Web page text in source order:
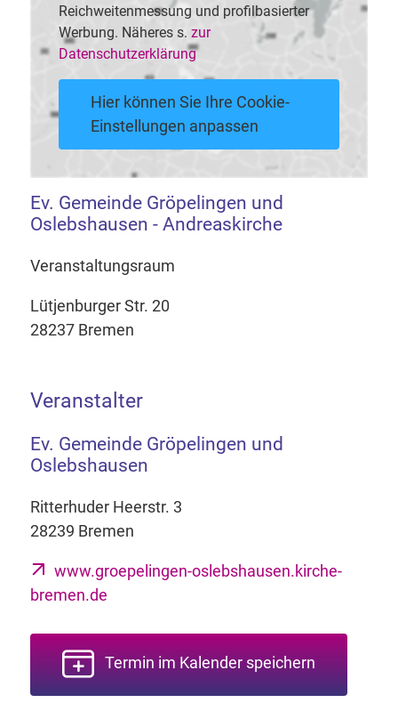
Reichweitenmessung und profilbasierter
Werbung. Näheres s. zur
Datenschutzerklärung
Hier können Sie Ihre Cookie-
Einstellungen anpassen
Ev. Gemeinde Gröpelingen und
Oslebshausen - Andreaskirche
Veranstaltungsraum
Lütjenburger Str. 20
28237 Bremen
Veranstalter
Ev. Gemeinde Gröpelingen und
Oslebshausen
Ritterhuder Heerstr. 3
28239 Bremen
www.groepelingen-oslebshausen.kirche-
bremen.de
Termin im Kalender speichern